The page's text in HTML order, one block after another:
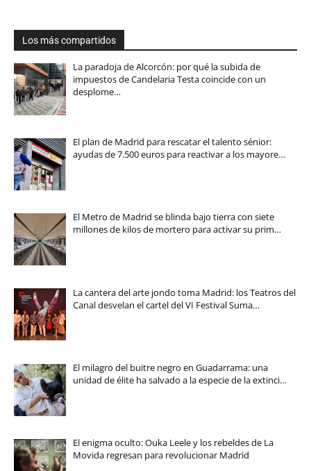
Los más compartidos
La paradoja de Alcorcón: por qué la subida de
impuestos de Candelaria Testa coincide con un
desplome…
El plan de Madrid para rescatar el talento sénior:
ayudas de 7.500 euros para reactivar a los mayore…
El Metro de Madrid se blinda bajo tierra con siete
millones de kilos de mortero para activar su prim…
La cantera del arte jondo toma Madrid: los Teatros del
Canal desvelan el cartel del VI Festival Suma…
El milagro del buitre negro en Guadarrama: una
unidad de élite ha salvado a la especie de la extinci…
El enigma oculto: Ouka Leele y los rebeldes de La
Movida regresan para revolucionar Madrid